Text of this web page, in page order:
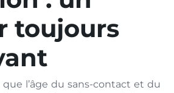
toujours
l’âge du sans-contact et du